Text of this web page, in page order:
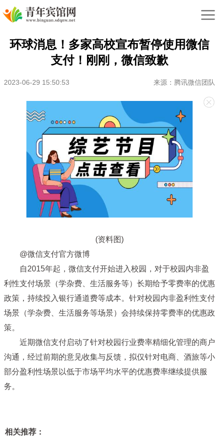
环球消息！多家高校宣布暂停使用微信
支付！刚刚，微信致歉
2023-06-29 15:50:53 来源：腾讯微信团队
(资料图)
@微信支付官方微博
自2015年起，微信支付开始进入校园，对于校园内非盈
利性支付场景（学杂费、生活服务等）长期给予零费率的优惠
政策，持续投入银行通道费等成本。针对校园内非盈利性支付
场景（学杂费、生活服务等场景）会持续保持零费率的优惠政
策。
近期微信支付启动了针对校园行业费率精细化管理的商户
沟通，经过前期的意见收集与反馈，拟仅针对电商、酒旅等小
部分盈利性场景以低于市场平均水平的优惠费率继续提供服
务。
相关推荐：